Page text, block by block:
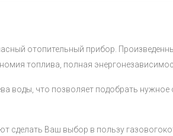
отопительный прибор.
топлива, полная
воды, что позволяет подобрать нужное
Ваш выбор в пользу